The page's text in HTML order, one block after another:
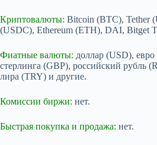
Криптовалюты: Bitcoin (BTC), Tether
(USDC), Ethereum (ETH), DAI, Bitget
Фиатные валюты: доллар (USD),
стерлинга (GBP), российский рубль
лира (TRY) и другие.
Комиссии биржи: нет.
Быстрая покупка и продажа: нет.